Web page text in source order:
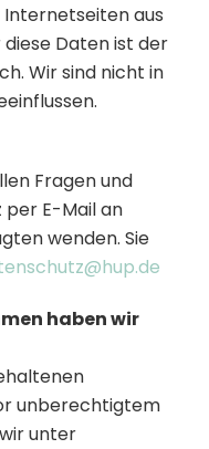
aus
diese Daten ist der
Wir sind nicht in
Fragen und
E-Mail an
wenden. Sie
haben wir
unberechtigtem
unter